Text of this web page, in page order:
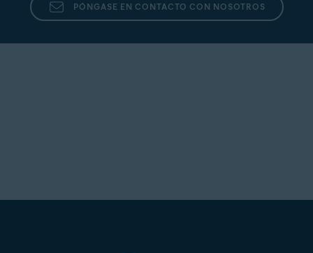
PÓNGASE EN CONTACTO CON NOSOTROS